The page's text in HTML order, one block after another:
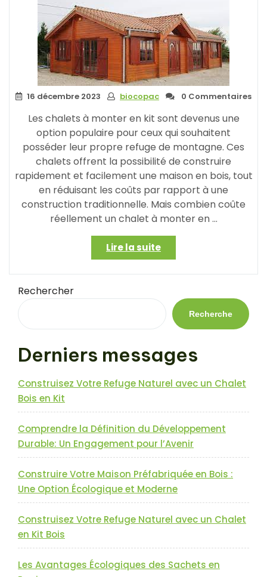
Une
Aventure
Passionnante »
16 décembre 2023 biocopac 0 Commentaires
Les chalets à monter en kit sont devenus une
option populaire pour ceux qui souhaitent
posséder leur propre refuge de montagne. Ces
chalets offrent la possibilité de construire
rapidement et facilement une maison en bois, tout
en réduisant les coûts par rapport à une
construction traditionnelle. Mais combien coûte
réellement un chalet à monter en …
Lire la suite« Le
prix
d’un
monter
en
:
une
solution
abordable
refuge
de
montagne »
Rechercher
Recherche
Derniers messages
Construisez Votre Refuge Naturel avec un Chalet
Bois en Kit
Comprendre la Définition du Développement
Durable: Un Engagement pour l’Avenir
Construire Votre Maison Préfabriquée en Bois :
Une Option Écologique et Moderne
Construisez Votre Refuge Naturel avec un Chalet
en Kit Bois
Les Avantages Écologiques des Sachets en